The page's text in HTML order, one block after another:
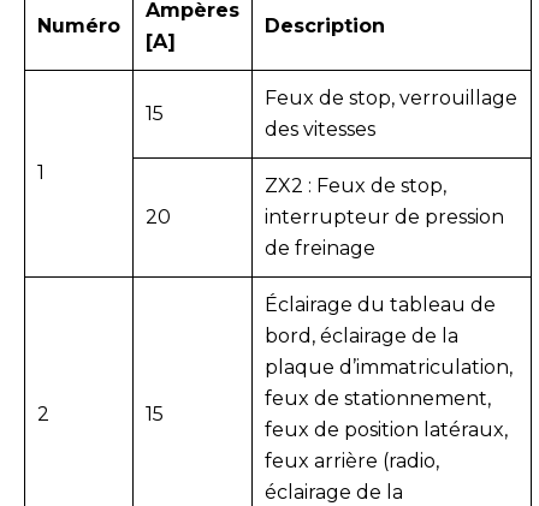
Numéro
Ampères
[A]
Description
1
15
Feux de stop, verrouillage
des vitesses
20
ZX2 : Feux de stop,
interrupteur de pression
de freinage
2 15
Éclairage du tableau de
bord, éclairage de la
plaque d’immatriculation,
feux de stationnement,
feux de position latéraux,
feux arrière (radio,
éclairage de la